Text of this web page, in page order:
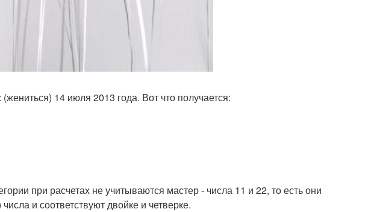
14 июля 2013 года. Вот что получается:
при расчетах не учитываются мастер - числа 11 и 22, то есть они
и соответствуют двойке и четверке.